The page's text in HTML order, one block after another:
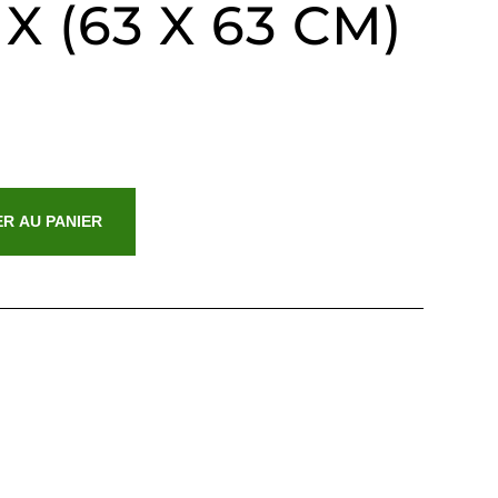
(63 X 63 CM)
AU PANIER